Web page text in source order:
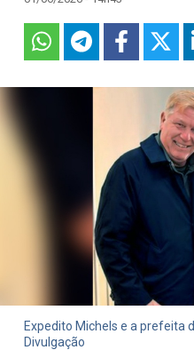
Expedito Michels e a prefeita
Divulgação